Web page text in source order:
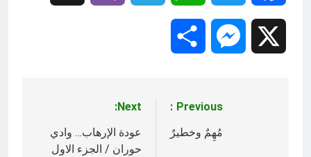
Messenger
المقالات
Previous:
مُهِمٌ وخطيرٌ
Next:
عودة الإرهاب… وادي
حوران / الجزء الاول